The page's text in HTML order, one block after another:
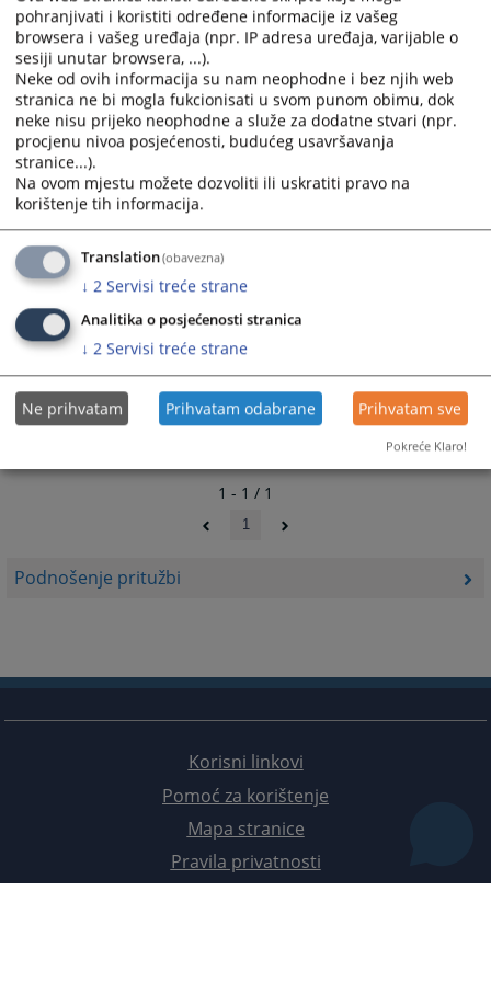
Podnošenje pritužbi
calendar
and
select
a
date.
Press
the
question
mark
key
to
get
the
keyboard
shortcuts
for
changing
dates.
calendar
and
select
a
date.
Press
question
mark
key
to
get
keyboard
shortcuts
for
changing
dates.
1 - 1 / 1
1
Korisni linkovi
Pomoć za korištenje
Mapa stranice
Pravila privatnosti
pohranjivati i koristiti određene informacije iz vašeg
browsera i vašeg uređaja (npr. IP adresa uređaja, varijable o
sesiji unutar browsera, ...).
Neke od ovih informacija su nam neophodne i bez njih web
stranica ne bi mogla fukcionisati u svom punom obimu, dok
neke nisu prijeko neophodne a služe za dodatne stvari (npr.
procjenu nivoa posjećenosti, budućeg usavršavanja
stranice...).
Na ovom mjestu možete dozvoliti ili uskratiti pravo na
korištenje tih informacija.
Translation(obavezna)
↓ 2 Servisi treće strane
Analitika o posjećenosti stranica
↓ 2 Servisi treće strane
Ne prihvatam Prihvatam odabrane Prihvatam sve
Pokreće Klaro!